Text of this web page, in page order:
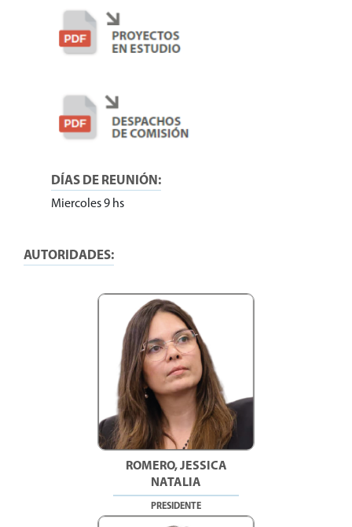
DÍAS DE REUNIÓN:
Miercoles 9 hs
AUTORIDADES:
ROMERO, JESSICA
NATALIA
PRESIDENTE